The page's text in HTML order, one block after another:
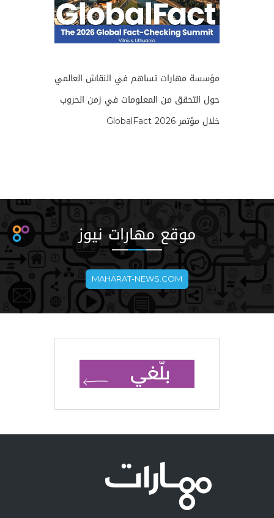
مؤسسة مهارات تساهم في النقاش العالمي
حول التحقق من المعلومات في زمن الحروب
خلال مؤتمر GlobalFact 2026
موقع مهارات نيوز
MAHARAT-NEWS.COM